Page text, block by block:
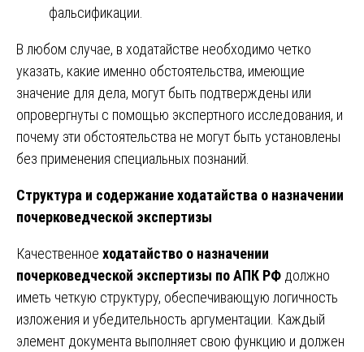
фальсификации.
В любом случае, в ходатайстве необходимо четко
указать, какие именно обстоятельства, имеющие
значение для дела, могут быть подтверждены или
опровергнуты с помощью экспертного исследования, и
почему эти обстоятельства не могут быть установлены
без применения специальных познаний.
Структура и содержание ходатайства о назначении
почерковедческой экспертизы
Качественное ходатайство о назначении
почерковедческой экспертизы по АПК РФ должно
иметь четкую структуру, обеспечивающую логичность
изложения и убедительность аргументации. Каждый
элемент документа выполняет свою функцию и должен